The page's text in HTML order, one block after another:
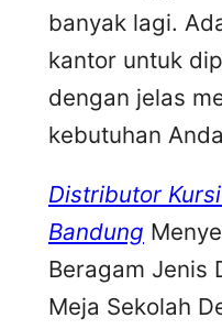
banyak lagi.
kantor untuk
dengan jelas
kebutuhan
Distributor
Bandung
Beragam Jenis
Meja Sekolah